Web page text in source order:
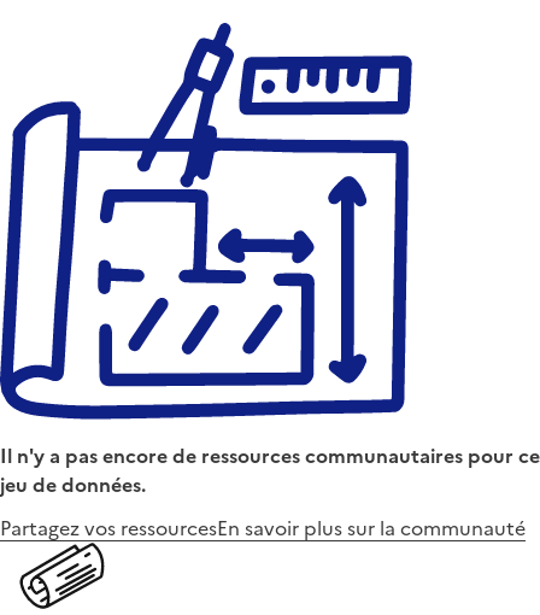
Il n'y a pas encore de ressources communautaires pour ce
jeu de données.
Partagez vos ressourcesEn savoir plus sur la communauté